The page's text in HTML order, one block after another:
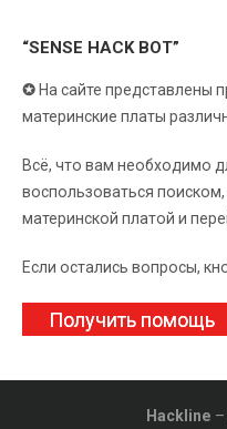
“SENSE HACK BOT”
✪ На сайте представлены
материнские платы
Всё, что вам необходимо
воспользоваться
материнской платой и
Если остались вопросы,
Получить помощь
Hackline